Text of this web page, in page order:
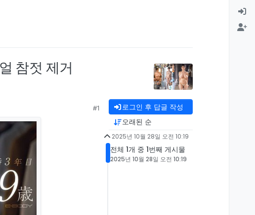
참젓 제거
#1 로그인 후 답글 작성
오래된 순
2025년 10월 28일 오전 10:19
전체 1개 중 1번째 게시물
2025년 10월 28일 오전 10:19